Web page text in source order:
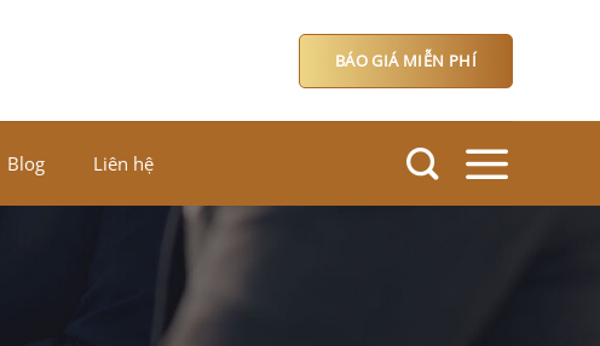
BÁO GIÁ MIỄN PHÍ
Blog Liên hệ